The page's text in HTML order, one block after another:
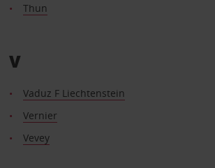
Thun
V
Vaduz F Liechtenstein
Vernier
Vevey